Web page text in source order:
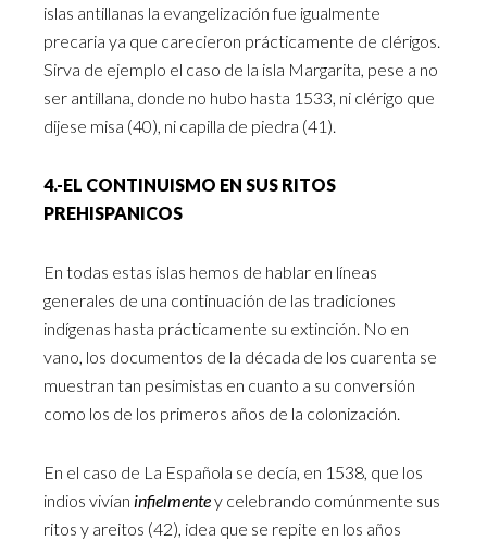
islas antillanas la evangelización fue igualmente
precaria ya que carecieron prácticamente de clérigos.
Sirva de ejemplo el caso de la isla Margarita, pese a no
ser antillana, donde no hubo hasta 1533, ni clérigo que
dijese misa (40), ni capilla de piedra (41).
4.-EL CONTINUISMO EN SUS RITOS
PREHISPANICOS
En todas estas islas hemos de hablar en líneas
generales de una continuación de las tradiciones
indígenas hasta prácticamente su extinción. No en
vano, los documentos de la década de los cuarenta se
muestran tan pesimistas en cuanto a su conversión
como los de los primeros años de la colonización.
En el caso de La Española se decía, en 1538, que los
indios vivían infielmentey celebrando comúnmente sus
ritos y areitos (42), idea que se repite en los años